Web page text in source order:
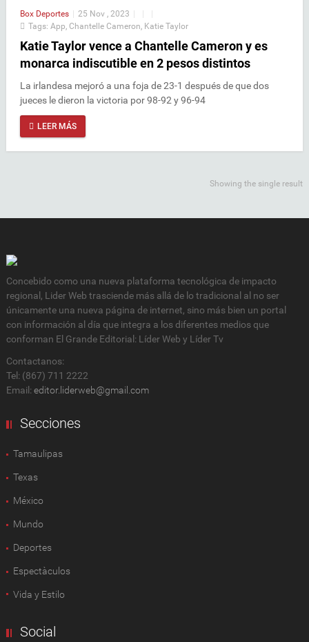
Box Deportes | 25 Nov , 2023 | |
|
Tags: App Chantelle Cameron Katie Taylor
Katie Taylor vence a Chantelle Cameron y es
monarca indiscutible en 2 pesos distintos
La irlandesa mejoró a una foja de 23-1 después de que dos
jueces le dieron la victoria por 98-92 y 96-94
LEER MÁS
Showing the single result
Concebido como una nueva plataforma tecnológica de impacto
regional, Lider Web trasciende más allá de lo tradicional al no ser
únicamente una nueva página de internet, sino más bien un portal
con información al día que integra a los diferentes medios que
conforman El Grande Editorial: Líder Web y Líder Tv
Contactanos:
Tel: (867) 711 2222
Email: editor.liderweb@gmail.com
Secciones
Tamaulipas
Texas
México
Mundo
Deportes
Espectàculos
Vida y Estilo
Social